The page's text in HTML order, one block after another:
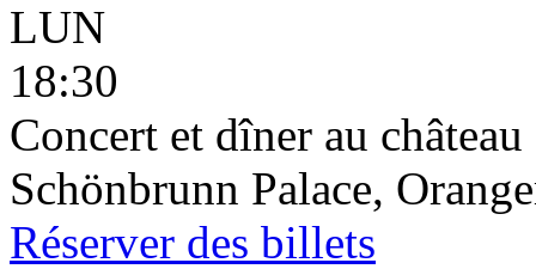
LUN
18:30
Concert et dîner au
Schönbrunn Palace,
Réserver des billets